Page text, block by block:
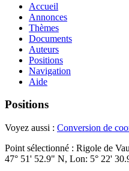
Accueil
Annonces
Thèmes
Documents
Auteurs
Positions
Navigation
Aide
Positions
Voyez aussi : Conversion de
Point sélectionné : Rigole de
47° 51' 52.9" N, Lon: 5° 22'